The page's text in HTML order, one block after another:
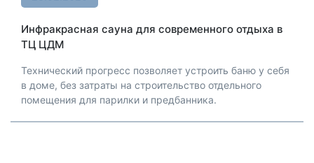
Инфракрасная сауна для современного отдыха в
ТЦ ЦДМ
Технический прогресс позволяет устроить баню у себя
в доме, без затраты на строительство отдельного
помещения для парилки и предбанника.